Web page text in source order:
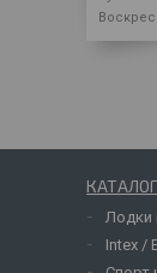
КАТАЛОГ
Лодки
Intex /